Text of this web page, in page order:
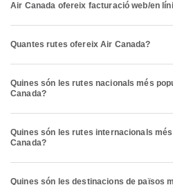
Air Canada ofereix facturació web/en
Quantes rutes ofereix Air Canada?
Quines són les rutes nacionals més
Canada?
Quines són les rutes internacionals
Canada?
Quines són les destinacions de països